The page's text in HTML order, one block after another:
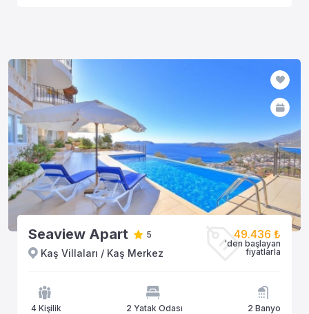
Seaview Apart 5
Kaş Villaları / Kaş Merkez
49.436 ₺
'den başlayan
fiyatlarla
4 Kişilik 2 Yatak Odası 2 Banyo